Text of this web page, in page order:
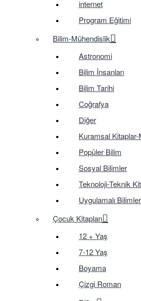
internet
Program Eğitimi
Bilim-Mühendislik
Astronomi
Bilim İnsanları
Bilim Tarihi
Coğrafya
Diğer
Kuramsal
Popüler Bilim
Sosyal Bilimler
Teknoloji-Teknik
Uygulamalı
Çocuk Kitapları
12 + Yaş
7-12 Yaş
Boyama
Çizgi Roman